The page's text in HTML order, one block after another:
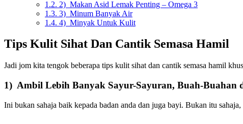
1.2. 2) Makan Asid Lemak Penting – Omega 3
1.3. 3) Minum Banyak Air
1.4. 4) Minyak Untuk Kulit
Tips Kulit Sihat Dan Cantik Semasa Hamil
Jadi jom kita tengok beberapa tips kulit sihat dan cantik semasa hamil
1) Ambil Lebih Banyak Sayur-Sayuran, Buah-Buahan
Ini bukan sahaja baik kepada badan anda dan juga bayi. Bukan itu